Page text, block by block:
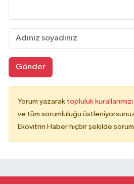
Gönder
Yorum yazarak topluluk kurallarımızı
ve tüm sorumluluğu
Ekovitrin Haber hiçbir şekilde